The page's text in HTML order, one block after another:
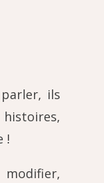
ils
!